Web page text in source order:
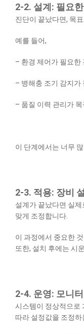
2-2. 설계: 필요
진단이 끝났다면, 목
예를 들어,
– 환경 제어가 필요한
– 병해충 조기 감지
– 품질 이력 관리가
이 단계에서는 너무
2-3. 적용: 장비
설계가 끝났다면 실
맞게 조정합니다.
이 과정에서 중요한
또한, 설치 후에는 시
2-4. 운영: 모니
시스템이 정상적으로
따라 설정값을 조정